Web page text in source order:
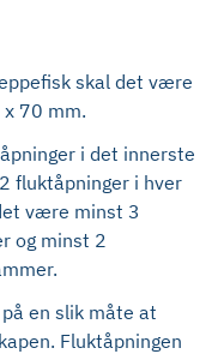
skal det være
70 mm.
i det innerste
fluktåpninger i hver
være minst 3
og minst 2
en slik måte at
Fluktåpningen